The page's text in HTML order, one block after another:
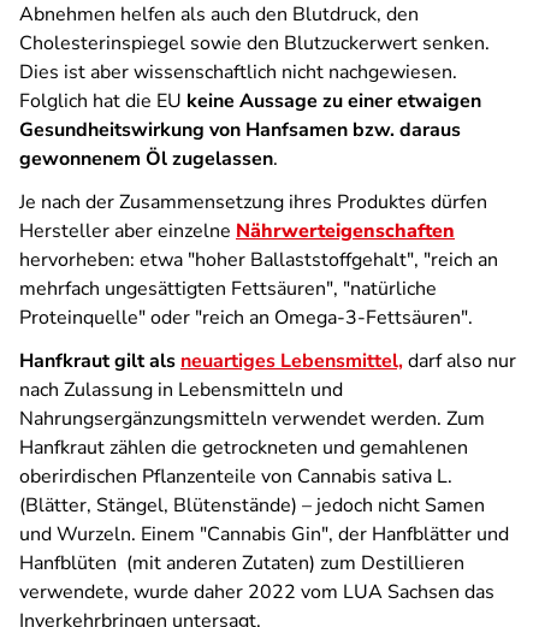
Abnehmen helfen als auch den Blutdruck, den
Cholesterinspiegel sowie den Blutzuckerwert senken.
Dies ist aber wissenschaftlich nicht nachgewiesen.
Folglich hat die EU keine Aussage zu einer etwaigen
Gesundheitswirkung von Hanfsamen bzw. daraus
gewonnenem Öl zugelassen.
Je nach der Zusammensetzung ihres Produktes dürfen
Hersteller aber einzelne Nährwerteigenschaften
hervorheben: etwa "hoher Ballaststoffgehalt", "reich an
mehrfach ungesättigten Fettsäuren", "natürliche
Proteinquelle" oder "reich an Omega-3-Fettsäuren".
Hanfkraut gilt als neuartiges Lebensmittel,darf also nur
nach Zulassung in Lebensmitteln und
Nahrungsergänzungsmitteln verwendet werden. Zum
Hanfkraut zählen die getrockneten und gemahlenen
oberirdischen Pflanzenteile von Cannabis sativa L.
(Blätter, Stängel, Blütenstände) – jedoch nicht Samen
und Wurzeln. Einem "Cannabis Gin", der Hanfblätter und
Hanfblüten (mit anderen Zutaten) zum Destillieren
verwendete, wurde daher 2022 vom LUA Sachsen das
Inverkehrbringen untersagt.